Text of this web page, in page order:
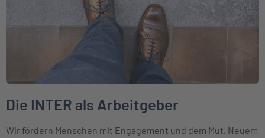
Die INTER als Arbeitgeber
Wir fördern Menschen mit Engagement und dem Mut, Neuem